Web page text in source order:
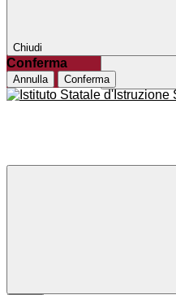
Chiudi
Conferma
Annulla Conferma